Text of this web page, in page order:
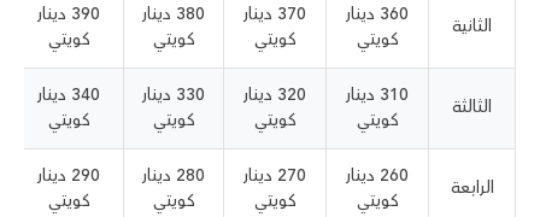
الثانية
360 دينار
كويتي
370 دينار
كويتي
380 دينار
كويتي
390 دينار
كويتي
الثالثة
310 دينار
كويتي
320 دينار
كويتي
330 دينار
كويتي
340 دينار
كويتي
الرابعة
260 دينار
كويتي
270 دينار
كويتي
280 دينار
كويتي
290 دينار
كويتي